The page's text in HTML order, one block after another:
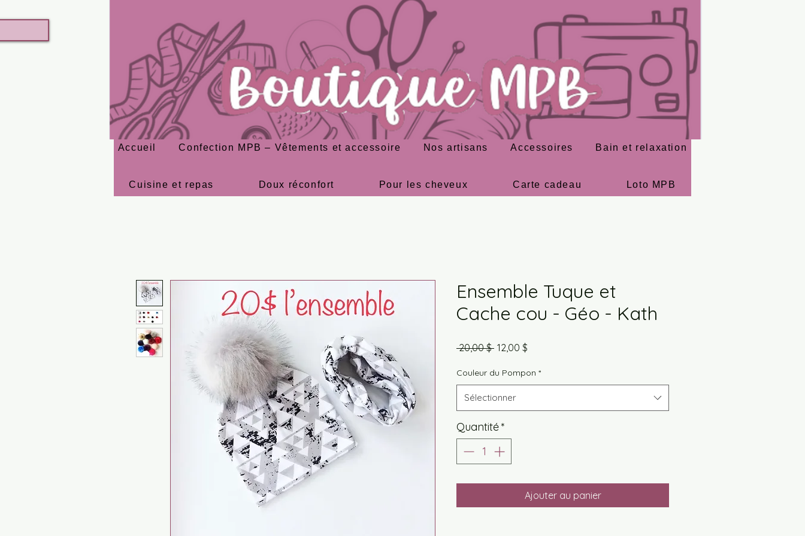
Accueil Confection MPB – Vêtements et accessoire Nos artisans Accessoires Bain et relaxation
Cuisine et repas Doux réconfort Pour les cheveux Carte cadeau Loto MPB
Ensemble Tuque et
Cache cou - Géo - Kath
20,00 $ Prix
12,00 $
Couleur du Pompon *
Sélectionner
Quantité*
Ajouter au panier